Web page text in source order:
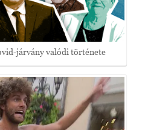
járvány valódi története